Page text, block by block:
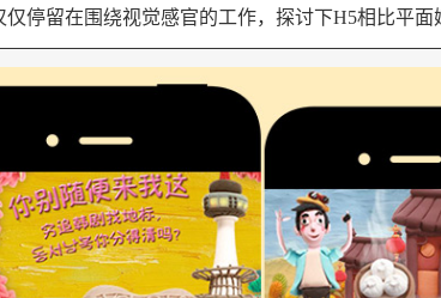
留在围绕视觉感官的工作，探讨下H5相比平面